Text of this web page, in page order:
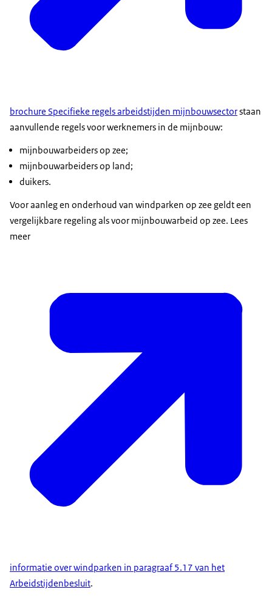
brochure Specifieke regels arbeidstijden mijnbouwsectorstaan
aanvullende regels voor werknemers in de mijnbouw:
mijnbouwarbeiders op zee;
mijnbouwarbeiders op land;
duikers.
Voor aanleg en onderhoud van windparken op zee geldt een
vergelijkbare regeling als voor mijnbouwarbeid op zee. Lees
meer
informatie over windparken in paragraaf 5.17 van het
Arbeidstijdenbesluit.